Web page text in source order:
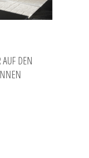
DEN